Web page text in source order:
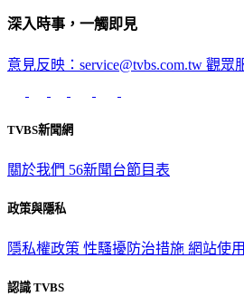
深入時事，一觸即見
意見反映：service@tvbs.com.tw 觀眾
TVBS新聞網
關於我們 56新聞台節目表
政策與隱私
隱私權政策 性騷擾防治措施 網站使
認識 TVBS